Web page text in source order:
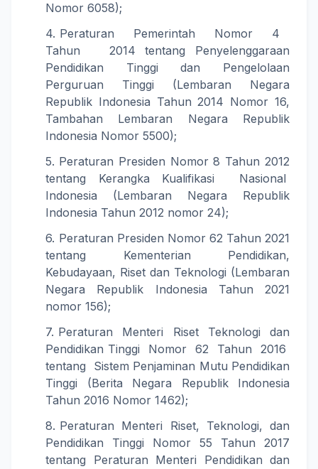
Nomor 6058);
Peraturan Pemerintah Nomor 4
Tahun 2014 tentang Penyelenggaraan
Pendidikan Tinggi dan Pengelolaan
Perguruan Tinggi (Lembaran Negara
Republik Indonesia Tahun 2014 Nomor 16,
Tambahan Lembaran Negara Republik
Indonesia Nomor 5500);
Peraturan Presiden Nomor 8 Tahun 2012
tentang Kerangka Kualifikasi Nasional
Indonesia (Lembaran Negara Republik
Indonesia Tahun 2012 nomor 24);
Peraturan Presiden Nomor 62 Tahun 2021
tentang Kementerian Pendidikan,
Kebudayaan, Riset dan Teknologi (Lembaran
Negara Republik Indonesia Tahun 2021
nomor 156);
Peraturan Menteri Riset Teknologi dan
Pendidikan Tinggi Nomor 62 Tahun 2016
tentang Sistem Penjaminan Mutu Pendidikan
Tinggi (Berita Negara Republik Indonesia
Tahun 2016 Nomor 1462);
Peraturan Menteri Riset, Teknologi, dan
Pendidikan Tinggi Nomor 55 Tahun 2017
tentang Peraturan Menteri Pendidikan dan